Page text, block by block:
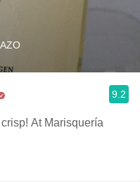
9.2
At Marisquería